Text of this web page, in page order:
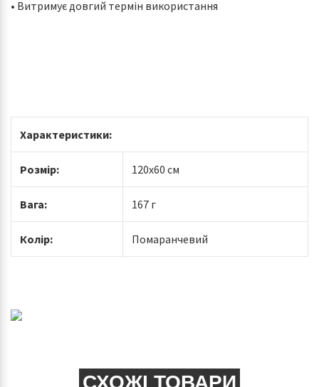
• Витримує довгий термін використання
Характеристики:
Розмір: 120х60 см
Вага: 167 г
Колір: Помаранчевий
СХОЖІ ТОВАРИ